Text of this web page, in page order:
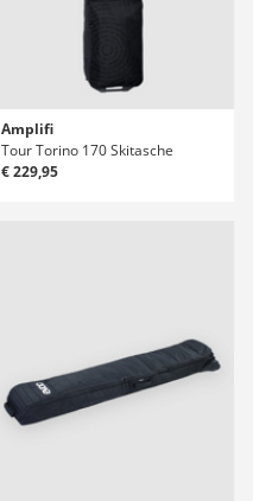
Amplifi
Tour Torino 170 Skitasche
€ 229,95